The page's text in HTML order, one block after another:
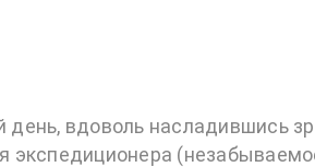
вдоволь насладившись
экспедиционера